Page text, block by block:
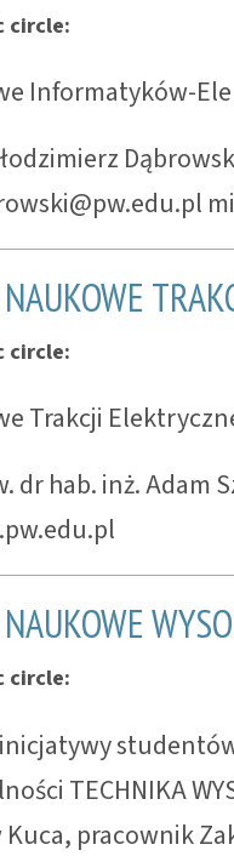
circle:
Informatyków-
circle:
Trakcji
hab. inż. Adam
circle:
inicjatywy
TECHNIKA
Kuca, pracownik